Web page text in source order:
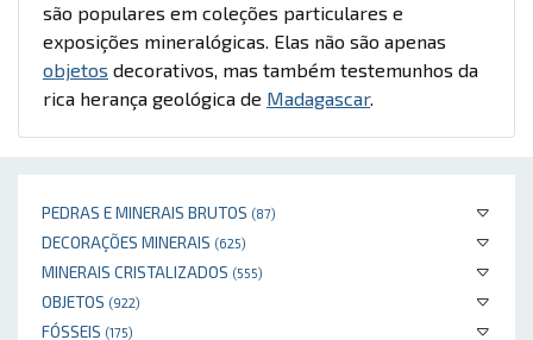
PEDRAS E MINERAIS BRUTOS (87)
DECORAÇÕES MINERAIS (625)
MINERAIS CRISTALIZADOS (555)
OBJETOS (922)
FÓSSEIS (175)
são populares em coleções particulares e
exposições mineralógicas. Elas não são apenas
objetos decorativos, mas também testemunhos da
rica herança geológica de Madagascar.